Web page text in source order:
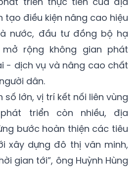
tạo điều kiện nâng cao hiệu
nước, đầu tư đồng bộ hạ
rộng không gian phát
- dịch vụ và nâng cao chất
dân.
số lớn, vị trí kết nối liên vùng
triển còn nhiều, địa
bước hoàn thiện các tiêu
xây dựng đô thị văn minh,
gian tới”, ông Huỳnh Hùng